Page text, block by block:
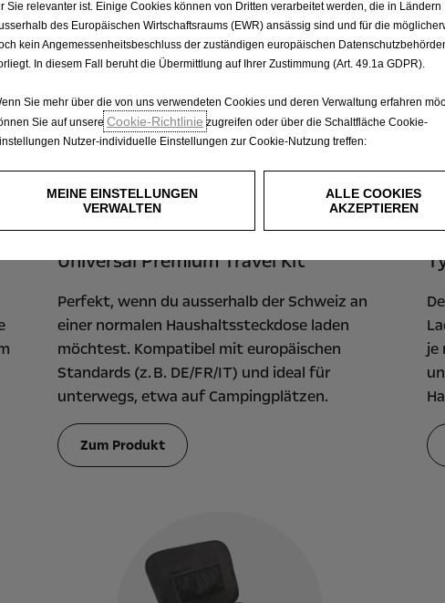
Universal Premium Travel Kit
Perfekt, wenn du ausserhalb der Schweiz an
einer normalen Haushaltssteckdose laden
möchtest. Kompatibel mit europäischen
Standards (z. B. DE/FR/IT) und ideal für
unterwegs, etwa auf Campingplätzen.
Zum Produkt
je
Sie relevanter ist. Einige Cookies können von Dritten verarbeitet werden, die in Ländern
des Europäischen Wirtschaftsraums (EWR) ansässig sind und für die
kein Angemessenheitsbeschluss der zuständigen europäischen
In diesem Fall beruht die Übermittlung auf Ihrer Zustimmung (Art. 49.1a GDPR).
Sie mehr über die von uns verwendeten Cookies und deren Verwaltung erfahren
Sie auf unsere Cookie-Richtlinie zugreifen oder über die Schaltfläche Cookie-
Nutzer-individuelle Einstellungen zur Cookie-Nutzung treffen:
MEINE EINSTELLUNGEN
VERWALTEN
ALLE COOKIES
AKZEPTIEREN